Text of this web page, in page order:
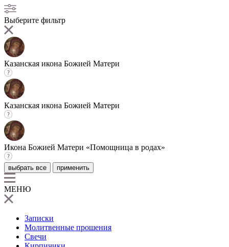
Выберите фильтр
Казанская икона Божией Матери
Казанская икона Божией Матери
Икона Божией Матери «Помощница в родах»
выбрать все применить
МЕНЮ
Записки
Молитвенные прошения
Свечи